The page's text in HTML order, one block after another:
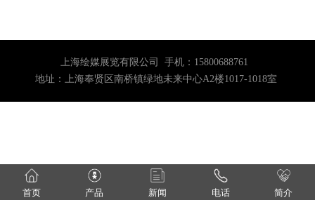
上海绘媒展览有限公司 手机：15800688761
地址：上海奉贤区南桥镇绿地未来中心A2楼1017-1018室
首页 产品 新闻 电话 简介